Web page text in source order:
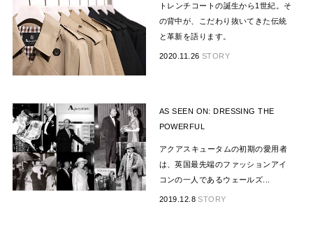
トレンチコートの誕生から1世紀。そ
の背中が、こだわり抜いてきた伝統
と革新を語ります。
2020.11.26 STORY
AS SEEN ON: DRESSING THE
POWERFUL
アクアスキュータムの初期の愛用者
は、英国最先端のファッションアイ
コンの一人であるウェールズ...
2019.12.8STORY